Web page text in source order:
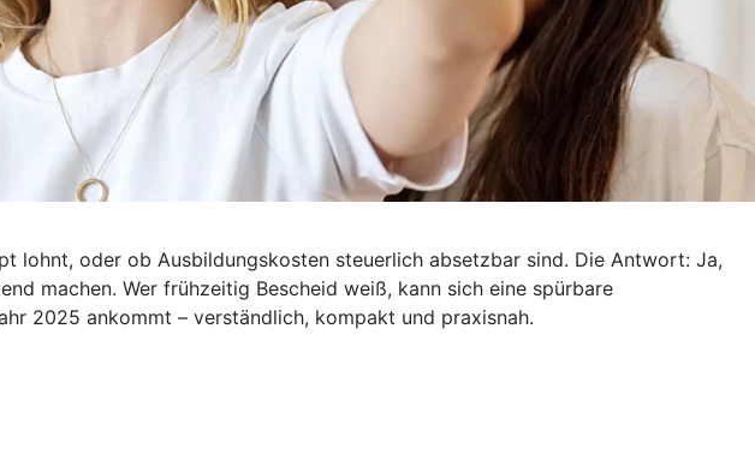
lohnt, oder ob Ausbildungskosten steuerlich absetzbar sind. Die Antwort: Ja,
machen. Wer frühzeitig Bescheid weiß, kann sich eine spürbare
2025 ankommt – verständlich, kompakt und praxisnah.